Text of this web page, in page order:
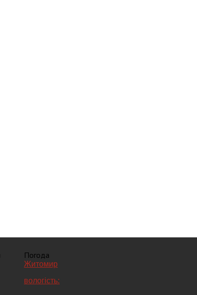
Погода
Житомир
вологість: